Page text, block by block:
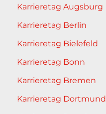
Karrieretag Augsburg
Karrieretag Berlin
Karrieretag Bielefeld
Karrieretag Bonn
Karrieretag Bremen
Karrieretag Dortmund